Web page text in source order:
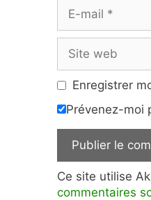
mail
web
Enregistrer
Prévenez-moi
Ce site utilise
commentaires